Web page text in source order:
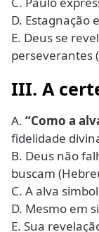
D. Estagnação
E. Deus se
perseverantes
III. A
A. “Como a
fidelidade
B. Deus não
buscam
C. A alva
D. Mesmo em
E. Sua